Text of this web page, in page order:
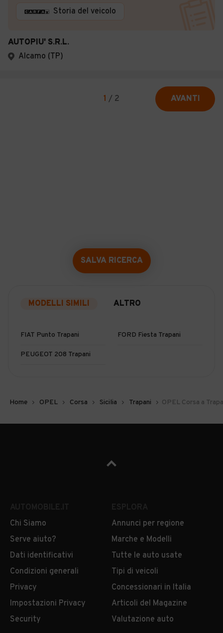
Storia del veicolo
AUTOPIU' S.R.L.
Alcamo (TP)
1 / 2 AVANTI
SALVA RICERCA
MODELLI SIMILI ALTRO
FIAT Punto Trapani FORD Fiesta Trapani
PEUGEOT 208 Trapani
Home OPEL Corsa Sicilia Trapani OPEL Corsa a
Chi Siamo
Serve aiuto?
Dati identificativi
Condizioni generali
Privacy
Impostazioni Privacy
Security
Annunci per regione
Marche e Modelli
Tutte le auto usate
Tipi di veicoli
Concessionari in Italia
Articoli del Magazine
Valutazione auto